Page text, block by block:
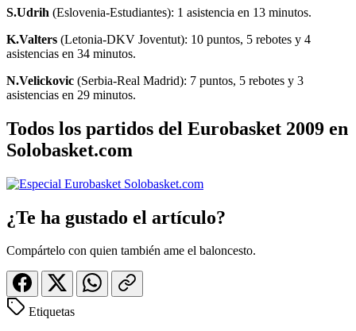
S.Udrih (Eslovenia-Estudiantes): 1 asistencia en 13 minutos.
K.Valters (Letonia-DKV Joventut): 10 puntos, 5 rebotes y 4
asistencias en 34 minutos.
N.Velickovic (Serbia-Real Madrid): 7 puntos, 5 rebotes y 3
asistencias en 29 minutos.
Todos los partidos del Eurobasket 2009 en
Solobasket.com
¿Te ha gustado el artículo?
Compártelo con quien también ame el baloncesto.
Etiquetas